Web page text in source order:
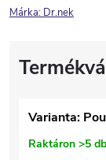
Márka: Dr.nek
Varianta:
Raktáron >5 db